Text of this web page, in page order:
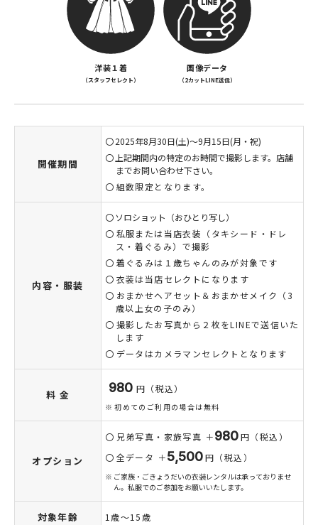
洋装１着
（スタッフセレクト）
画像データ
（2カットLINE送信）
開催期間
2025年8月30日(土)～9月15日(月・祝)
上記期間内の特定のお時間で撮影します。店舗
までお問い合わせ下さい。
組数限定となります。
内容・服装
ソロショット（おひとり写し）
私服または当店衣装（タキシード・ドレ
ス・着ぐるみ）で撮影
着ぐるみは１歳ちゃんのみが対象です
衣装は当店セレクトになります
おまかせヘアセット＆おまかせメイク（3
歳以上女の子のみ）
撮影したお写真から２枚をLINEで送信いた
します
データはカメラマンセレクトとなります
料 金 980 円（税込）
初めてのご利用の場合は無料
オプション
兄弟写真・家族写真 ＋980円（税込）
全データ ＋5,500円（税込）
ご家族・ごきょうだいの衣装レンタルは承っておりませ
ん。私服でのご参加をお願いいたします。
対象年齢 1歳〜15歳